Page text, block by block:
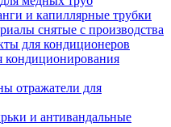
и капиллярные трубки
снятые с производства
для кондиционеров
кондиционирования
отражатели для
и антивандальные